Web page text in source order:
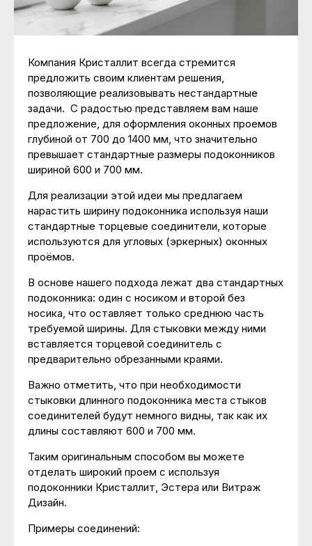
Компания Кристаллит всегда стремится
предложить своим клиентам решения,
позволяющие реализовывать нестандартные
задачи. С радостью представляем вам наше
предложение, для оформления оконных проемов
глубиной от 700 до 1400 мм, что значительно
превышает стандартные размеры подоконников
шириной 600 и 700 мм.
Для реализации этой идеи мы предлагаем
нарастить ширину подоконника используя наши
стандартные торцевые соединители, которые
используются для угловых (эркерных) оконных
проёмов.
В основе нашего подхода лежат два стандартных
подоконника: один с носиком и второй без
носика, что оставляет только среднюю часть
требуемой ширины. Для стыковки между ними
вставляется торцевой соединитель с
предварительно обрезанными краями.
Важно отметить, что при необходимости
стыковки длинного подоконника места стыков
соединителей будут немного видны, так как их
длины составляют 600 и 700 мм.
Таким оригинальным способом вы можете
отделать широкий проем с используя
подоконники Кристаллит, Эстера или Витраж
Дизайн.
Примеры соединений: